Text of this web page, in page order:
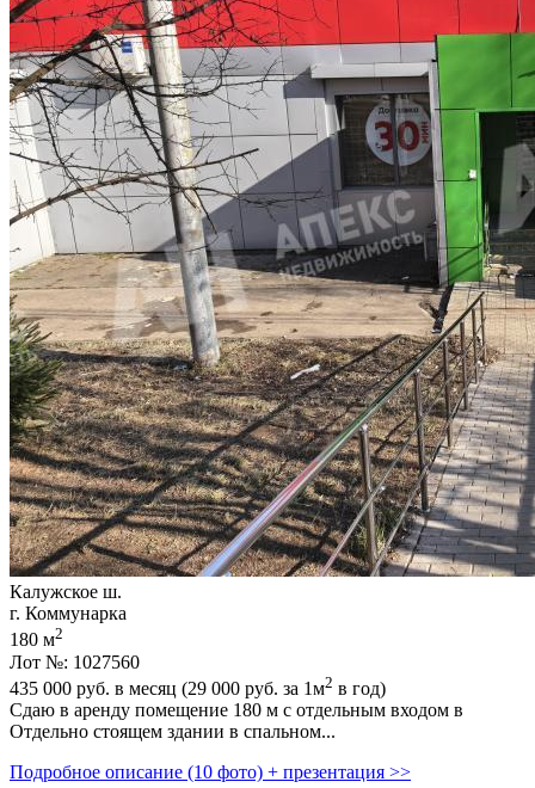
Калужское ш.
г. Коммунарка
180 м2
Лот №: 1027560
435 000 руб. в месяц (29 000 руб. за 1м2 в год)
Сдаю в аренду помещение 180 м с отдельным входом в
Отдельно стоящем здании в спальном...
Подробное описание (10 фото) + презентация >>